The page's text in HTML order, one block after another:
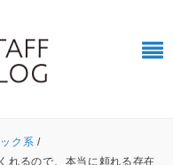
ク系 /
れるので、本当に頼れる存在